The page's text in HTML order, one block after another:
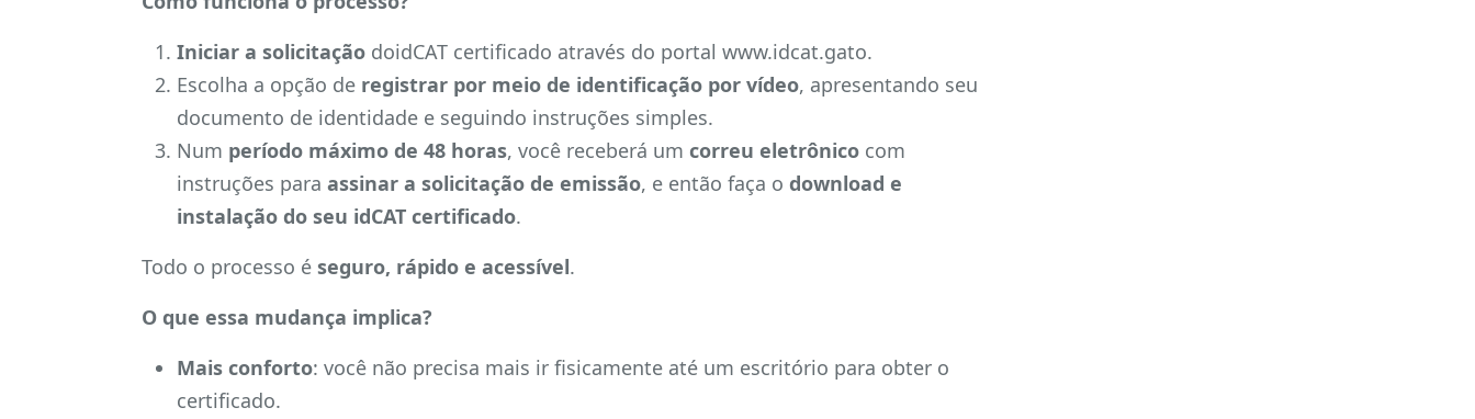
Iniciar a solicitação doidCAT certificado através do portal www.idcat.gato.
Escolha a opção de registrar por meio de identificação por vídeo, apresentando seu
documento de identidade e seguindo instruções simples.
Num período máximo de 48 horas, você receberá um correu eletrônico com
instruções para assinar a solicitação de emissão, e então faça o download e
instalação do seu idCAT certificado.
Todo o processo é seguro, rápido e acessível.
O que essa mudança implica?
Mais conforto: você não precisa mais ir fisicamente até um escritório para obter o
certificado.